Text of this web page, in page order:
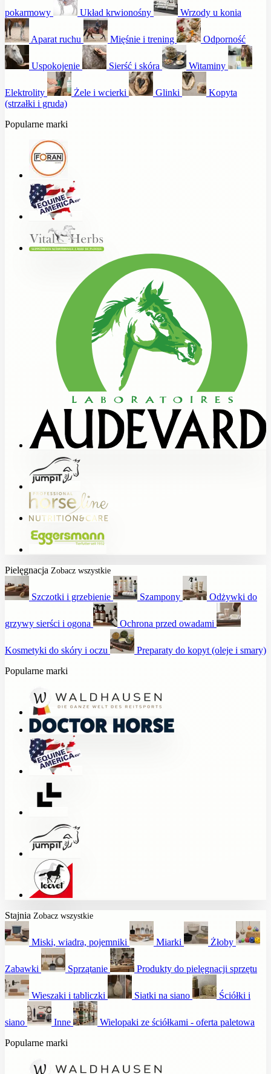
pokarmowy Układ krwionośny Wrzody u konia
Aparat ruchu Mięśnie i trening Odporność
Uspokojenie Sierść i skóra Witaminy
Elektrolity Żele i wcierki Glinki
Kopyta
(strzałki i gruda)
Popularne marki
Pielęgnacja Zobacz wszystkie
Szczotki i grzebienie Szampony Odżywki do
grzywy sierści i ogona Ochrona przed owadami
Kosmetyki do skóry i oczu
Preparaty do kopyt (oleje i smary)
Popularne marki
Stajnia Zobacz wszystkie
Miski, wiadra, pojemniki Miarki Żłoby
Zabawki Sprzątanie Produkty do pielęgnacji sprzętu
Wieszaki i tabliczki Siatki na siano Ściółki i
siano Inne
Wielopaki ze ściółkami - oferta paletowa
Popularne marki